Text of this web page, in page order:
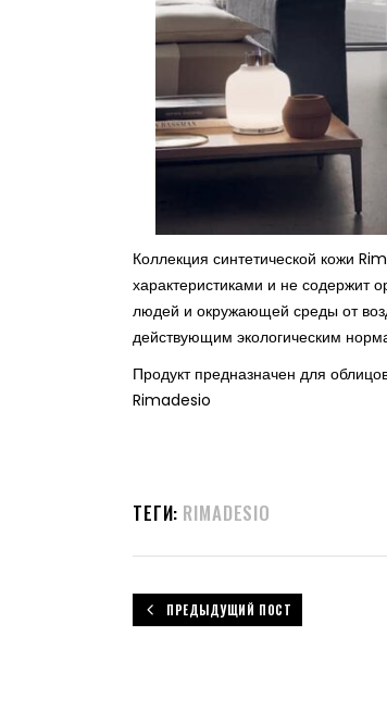
Коллекция синтетической кожи
характеристиками и не содержит
людей и окружающей среды от
действующим экологическим
Продукт предназначен для
Rimadesio
ТЕГИ: RIMADESIO
ПРЕДЫДУЩИЙ ПОСТ